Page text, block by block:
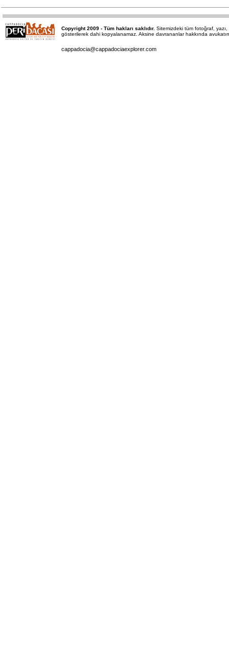
Copyright 2009 - Tüm hakları saklıdır. Sitemizdeki tüm fotoğraf,
gösterilerek dahi kopyalanamaz. Aksine davrananlar hakkında
cappadocia@cappadociaexplorer.com